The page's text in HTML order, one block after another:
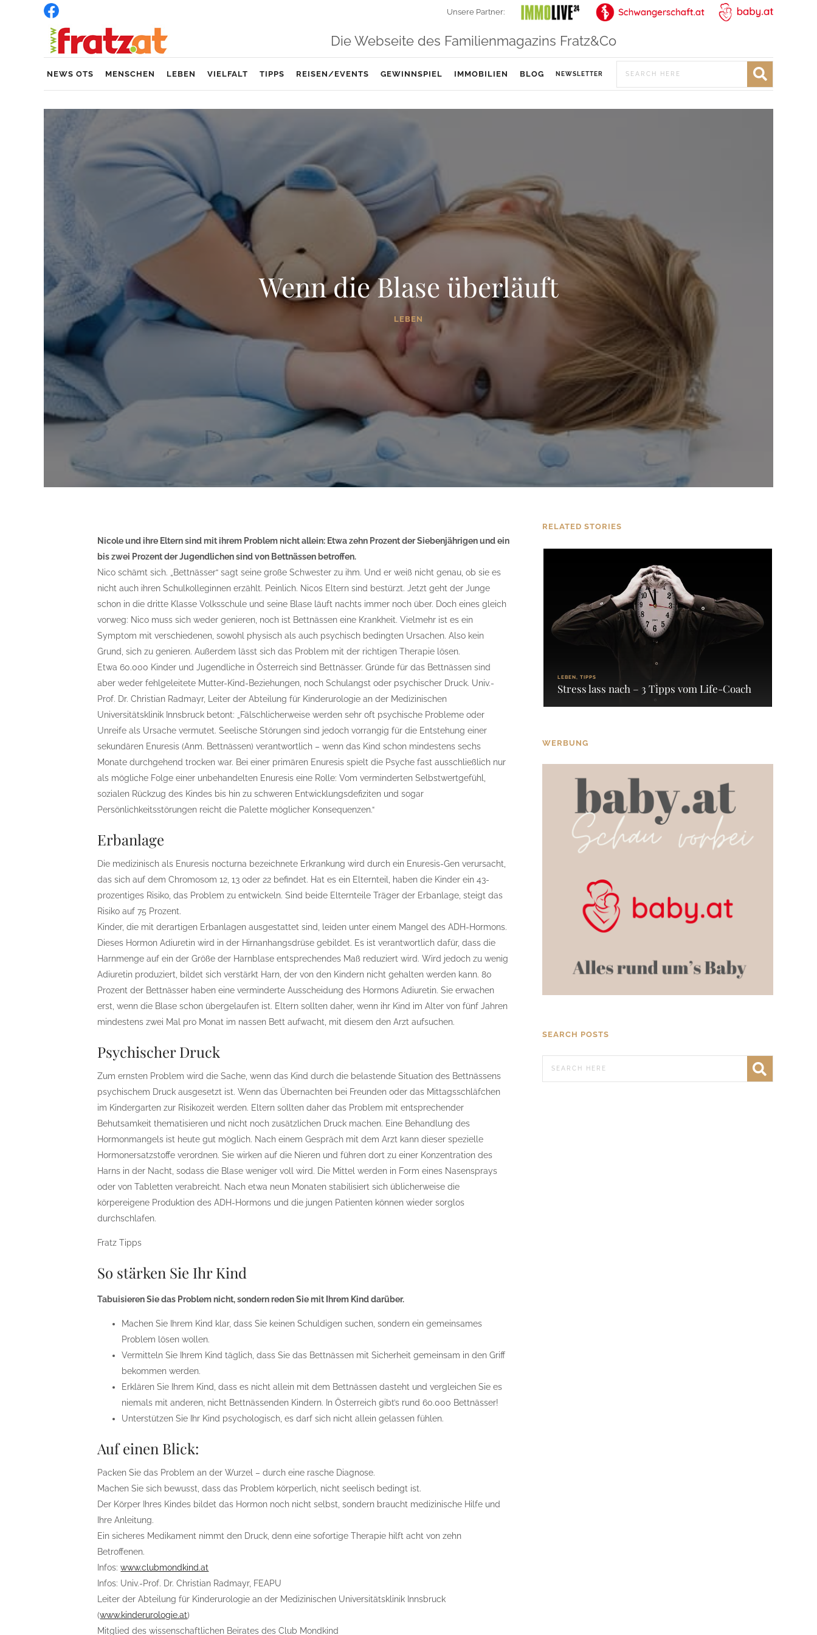
Unsere Partner:
Die Webseite des Familienmagazins Fratz&Co
NEWS OTS MENSCHEN LEBEN VIELFALT TIPPS REISEN/EVENTS GEWINNSPIEL IMMOBILIEN BLOG NEWSLETTER
Wenn die Blase überläuft
LEBEN
Nicole und ihre Eltern sind mit ihrem Problem nicht allein: Etwa zehn Prozent der Siebenjährigen und ein
bis zwei Prozent der Jugendlichen sind von Bettnässen betroffen.
Nico schämt sich. „Bettnässer“ sagt seine große Schwester zu ihm. Und er weiß nicht genau, ob sie es
nicht auch ihren Schulkolleginnen erzählt. Peinlich. Nicos Eltern sind bestürzt. Jetzt geht der Junge
schon in die dritte Klasse Volksschule und seine Blase läuft nachts immer noch über. Doch eines gleich
vorweg: Nico muss sich weder genieren, noch ist Bettnässen eine Krankheit. Vielmehr ist es ein
Symptom mit verschiedenen, sowohl physisch als auch psychisch bedingten Ursachen. Also kein
Grund, sich zu genieren. Außerdem lässt sich das Problem mit der richtigen Therapie lösen.
Etwa 60.000 Kinder und Jugendliche in Österreich sind Bettnässer. Gründe für das Bettnässen sind
aber weder fehlgeleitete Mutter-Kind-Beziehungen, noch Schulangst oder psychischer Druck. Univ.-
Prof. Dr. Christian Radmayr, Leiter der Abteilung für Kinderurologie an der Medizinischen
Universitätsklinik Innsbruck betont: „Fälschlicherweise werden sehr oft psychische Probleme oder
Unreife als Ursache vermutet. Seelische Störungen sind jedoch vorrangig für die Entstehung einer
sekundären Enuresis (Anm. Bettnässen) verantwortlich – wenn das Kind schon mindestens sechs
Monate durchgehend trocken war. Bei einer primären Enuresis spielt die Psyche fast ausschließlich nur
als mögliche Folge einer unbehandelten Enuresis eine Rolle: Vom verminderten Selbstwertgefühl,
sozialen Rückzug des Kindes bis hin zu schweren Entwicklungsdefiziten und sogar
Persönlichkeitsstörungen reicht die Palette möglicher Konsequenzen.“
Erbanlage
Die medizinisch als Enuresis nocturna bezeichnete Erkrankung wird durch ein Enuresis-Gen verursacht,
das sich auf dem Chromosom 12, 13 oder 22 befindet. Hat es ein Elternteil, haben die Kinder ein 43-
prozentiges Risiko, das Problem zu entwickeln. Sind beide Elternteile Träger der Erbanlage, steigt das
Risiko auf 75 Prozent.
Kinder, die mit derartigen Erbanlagen ausgestattet sind, leiden unter einem Mangel des ADH-Hormons.
Dieses Hormon Adiuretin wird in der Hirnanhangsdrüse gebildet. Es ist verantwortlich dafür, dass die
Harnmenge auf ein der Größe der Harnblase entsprechendes Maß reduziert wird. Wird jedoch zu wenig
Adiuretin produziert, bildet sich verstärkt Harn, der von den Kindern nicht gehalten werden kann. 80
Prozent der Bettnässer haben eine verminderte Ausscheidung des Hormons Adiuretin. Sie erwachen
erst, wenn die Blase schon übergelaufen ist. Eltern sollten daher, wenn ihr Kind im Alter von fünf Jahren
mindestens zwei Mal pro Monat im nassen Bett aufwacht, mit diesem den Arzt aufsuchen.
Psychischer Druck
Zum ernsten Problem wird die Sache, wenn das Kind durch die belastende Situation des Bettnässens
psychischem Druck ausgesetzt ist. Wenn das Übernachten bei Freunden oder das Mittagsschläfchen
im Kindergarten zur Risikozeit werden. Eltern sollten daher das Problem mit entsprechender
Behutsamkeit thematisieren und nicht noch zusätzlichen Druck machen. Eine Behandlung des
Hormonmangels ist heute gut möglich. Nach einem Gespräch mit dem Arzt kann dieser spezielle
Hormonersatzstoffe verordnen. Sie wirken auf die Nieren und führen dort zu einer Konzentration des
Harns in der Nacht, sodass die Blase weniger voll wird. Die Mittel werden in Form eines Nasensprays
oder von Tabletten verabreicht. Nach etwa neun Monaten stabilisiert sich üblicherweise die
körpereigene Produktion des ADH-Hormons und die jungen Patienten können wieder sorglos
durchschlafen.
Fratz Tipps
So stärken Sie Ihr Kind
Tabuisieren Sie das Problem nicht, sondern reden Sie mit Ihrem Kind darüber.
Machen Sie Ihrem Kind klar, dass Sie keinen Schuldigen suchen, sondern ein gemeinsames
Problem lösen wollen.
Vermitteln Sie Ihrem Kind täglich, dass Sie das Bettnässen mit Sicherheit gemeinsam in den Griff
bekommen werden.
Erklären Sie Ihrem Kind, dass es nicht allein mit dem Bettnässen dasteht und vergleichen Sie es
niemals mit anderen, nicht Bettnässenden Kindern. In Österreich gibt’s rund 60.000 Bettnässer!
Unterstützen Sie Ihr Kind psychologisch, es darf sich nicht allein gelassen fühlen.
Auf einen Blick:
Packen Sie das Problem an der Wurzel – durch eine rasche Diagnose.
Machen Sie sich bewusst, dass das Problem körperlich, nicht seelisch bedingt ist.
Der Körper Ihres Kindes bildet das Hormon noch nicht selbst, sondern braucht medizinische Hilfe und
Ihre Anleitung.
Ein sicheres Medikament nimmt den Druck, denn eine sofortige Therapie hilft acht von zehn
Betroffenen.
Infos:www.clubmondkind.at
Infos: Univ.-Prof. Dr. Christian Radmayr, FEAPU
Leiter der Abteilung für Kinderurologie an der Medizinischen Universitätsklinik Innsbruck
(www.kinderurologie.at)
Mitglied des wissenschaftlichen Beirates des Club Mondkind
RELATED STORIES
LEBEN, TIPPS
Stress lass nach – 3 Tipps vom Life-Coach
WERBUNG
SEARCH POSTS